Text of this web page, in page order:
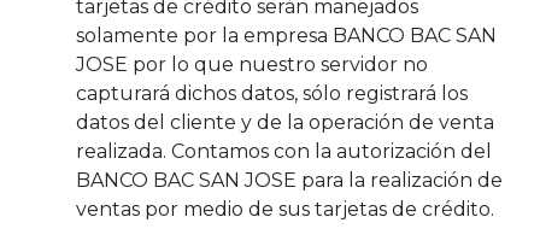
tarjetas de crédito serán manejados
solamente por la empresa BANCO BAC SAN
JOSE por lo que nuestro servidor no
capturará dichos datos, sólo registrará los
datos del cliente y de la operación de venta
realizada. Contamos con la autorización del
BANCO BAC SAN JOSE para la realización de
ventas por medio de sus tarjetas de crédito.